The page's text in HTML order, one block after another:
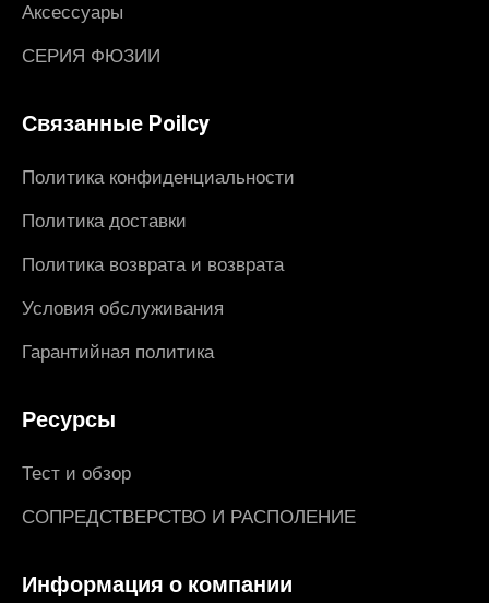
Аксессуары
СЕРИЯ ФЮЗИИ
Связанные Poilcy
Политика конфиденциальности
Политика доставки
Политика возврата и возврата
Условия обслуживания
Гарантийная политика
Ресурсы
Тест и обзор
СОПРЕДСТВЕРСТВО И РАСПОЛЕНИЕ
Информация о компании